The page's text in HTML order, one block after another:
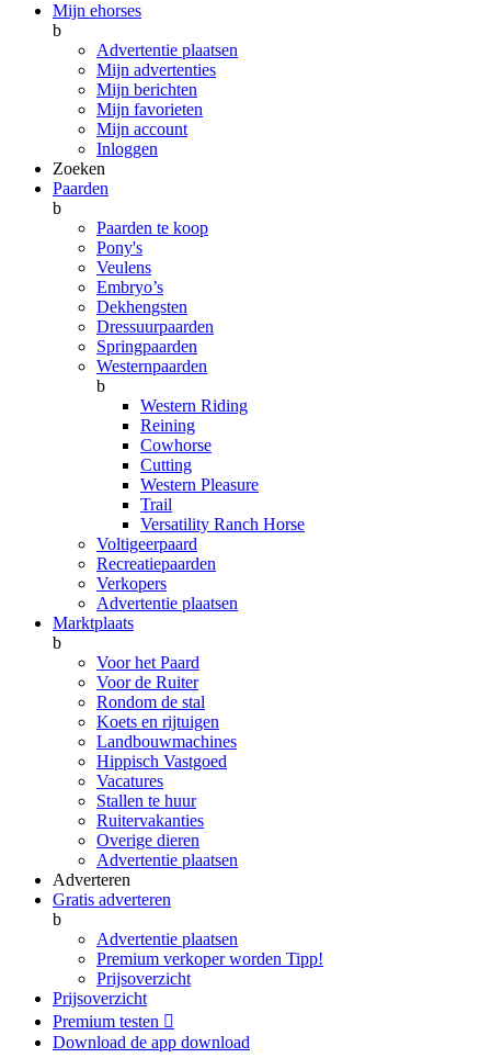
Mijn ehorses
b
Advertentie plaatsen
Mijn advertenties
Mijn berichten
Mijn favorieten
Mijn account
Inloggen
Zoeken
Paarden
b
Paarden te koop
Pony's
Veulens
Embryo’s
Dekhengsten
Dressuurpaarden
Springpaarden
Westernpaarden
b
Western Riding
Reining
Cowhorse
Cutting
Western Pleasure
Trail
Versatility Ranch Horse
Voltigeerpaard
Recreatiepaarden
Verkopers
Advertentie plaatsen
Marktplaats
b
Voor het Paard
Voor de Ruiter
Rondom de stal
Koets en rijtuigen
Landbouwmachines
Hippisch Vastgoed
Vacatures
Stallen te huur
Ruitervakanties
Overige dieren
Advertentie plaatsen
Adverteren
Gratis adverteren
b
Advertentie plaatsen
Premium verkoper worden Tipp!
Prijsoverzicht
Prijsoverzicht
Premium testen 
Download de app download